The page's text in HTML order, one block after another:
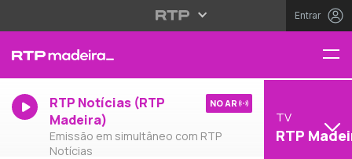
Entrar
RTP Notícias (RTP
Madeira)
Emissão em simultâneo com RTP
Notícias
NO AR
TV
RTP